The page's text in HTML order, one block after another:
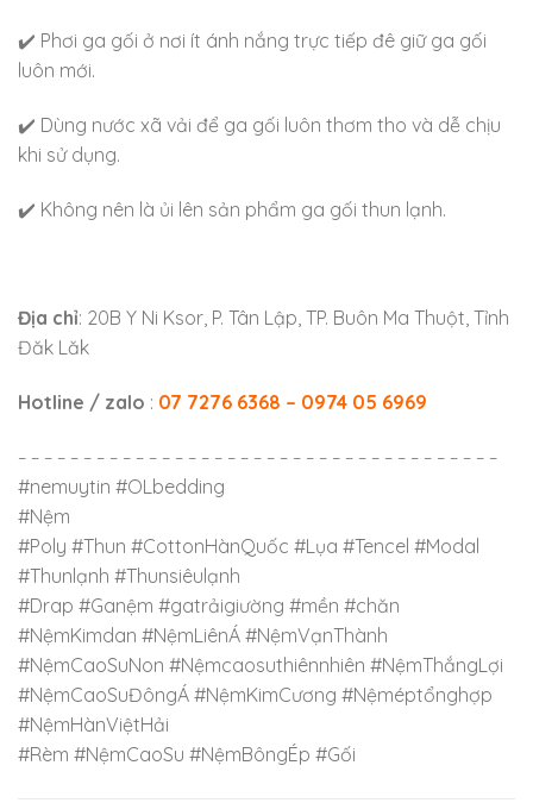
✔️ Phơi ga gối ở nơi ít ánh nắng trực tiếp đê giữ ga gối
luôn mới.
✔️ Dùng nước xã vải để ga gối luôn thơm tho và dễ chịu
khi sử dụng.
✔️ Không nên là ủi lên sản phẩm ga gối thun lạnh.
Địa chỉ: 20B Y Ni Ksor, P. Tân Lập, TP. Buôn Ma Thuột, Tỉnh
Đăk Lăk
Hotline / zalo : 07 7276 6368 – 0974 05 6969
– – – – – – – – – – – – – – – – – – – – – – – – – – – – – – – – – – – – –
#nemuytin #OLbedding
#Nệm
#Poly #Thun #CottonHànQuốc #Lụa #Tencel #Modal
#Thunlạnh #Thunsiêulạnh
#Drap #Ganệm #gatrảigiường #mền #chăn
#NệmKimdan #NệmLiênÁ #NệmVạnThành
#NệmCaoSuNon #Nệmcaosuthiênnhiên #NệmThắngLợi
#NệmCaoSuĐôngÁ #NệmKimCương #Nệméptổnghợp
#NệmHànViệtHải
#Rèm #NệmCaoSu #NệmBôngÉp #Gối